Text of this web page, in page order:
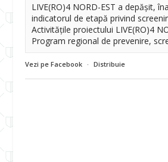
LIVE(RO)4 NORD-EST a depășit,
indicatorul de etapă privind
Activitățile proiectului LIVE(RO)4
Program regional de prevenire,
Vezi pe Facebook · Distribuie